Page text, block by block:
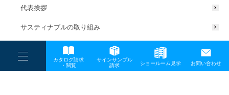
----
----
-
カタログ請求
・閲覧
サインサンプル
請求
ショールーム見学 お問い合わせ
代表挨拶
サスティナブルの取り組み
一般事業主行動計画